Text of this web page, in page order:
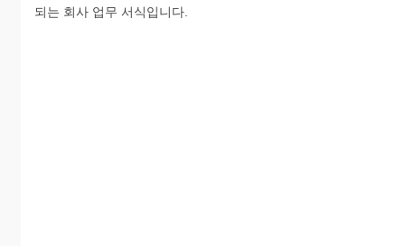
되는 회사 업무 서식입니다.